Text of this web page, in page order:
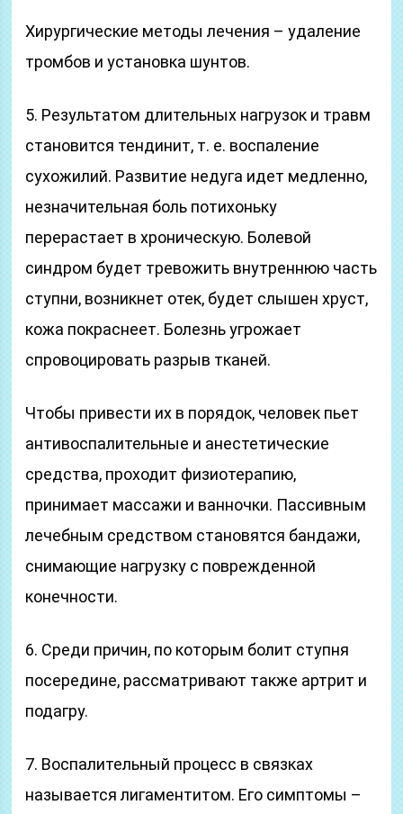
Хирургические методы лечения – удаление
тромбов и установка шунтов.
5. Результатом длительных нагрузок и травм
становится тендинит, т. е. воспаление
сухожилий. Развитие недуга идет медленно,
незначительная боль потихоньку
перерастает в хроническую. Болевой
синдром будет тревожить внутреннюю часть
ступни, возникнет отек, будет слышен хруст,
кожа покраснеет. Болезнь угрожает
спровоцировать разрыв тканей.
Чтобы привести их в порядок, человек пьет
антивоспалительные и анестетические
средства, проходит физиотерапию,
принимает массажи и ванночки. Пассивным
лечебным средством становятся бандажи,
снимающие нагрузку с поврежденной
конечности.
6. Среди причин, по которым болит ступня
посередине, рассматривают также артрит и
подагру.
7. Воспалительный процесс в связках
называется лигаментитом. Его симптомы –